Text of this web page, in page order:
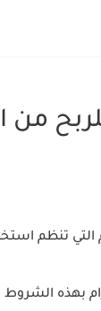
من
تنظم
بهذه